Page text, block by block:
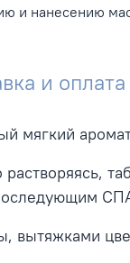
и нанесению
и оплата
мягкий
вытяжками